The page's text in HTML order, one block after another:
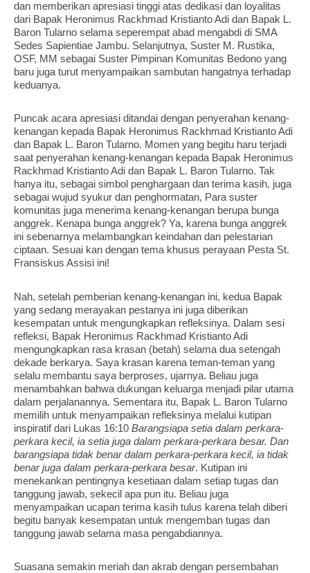
dan memberikan apresiasi tinggi atas dedikasi dan loyalitas
dari Bapak Heronimus Rackhmad Kristianto Adi dan Bapak L.
Baron Tularno selama seperempat abad mengabdi di SMA
Sedes Sapientiae Jambu. Selanjutnya, Suster M. Rustika,
OSF, MM sebagai Suster Pimpinan Komunitas Bedono yang
baru juga turut menyampaikan sambutan hangatnya terhadap
keduanya.
Puncak acara apresiasi ditandai dengan penyerahan kenang-
kenangan kepada Bapak Heronimus Rackhmad Kristianto Adi
dan Bapak L. Baron Tularno. Momen yang begitu haru terjadi
saat penyerahan kenang-kenangan kepada Bapak Heronimus
Rackhmad Kristianto Adi dan Bapak L. Baron Tularno. Tak
hanya itu, sebagai simbol penghargaan dan terima kasih, juga
sebagai wujud syukur dan penghormatan, Para suster
komunitas juga menerima kenang-kenangan berupa bunga
anggrek. Kenapa bunga anggrek? Ya, karena bunga anggrek
ini sebenarnya melambangkan keindahan dan pelestarian
ciptaan. Sesuai kan dengan tema khusus perayaan Pesta St.
Fransiskus Assisi ini!
Nah, setelah pemberian kenang-kenangan ini, kedua Bapak
yang sedang merayakan pestanya ini juga diberikan
kesempatan untuk mengungkapkan refleksinya. Dalam sesi
refleksi, Bapak Heronimus Rackhmad Kristianto Adi
mengungkapkan rasa krasan (betah) selama dua setengah
dekade berkarya. Saya krasan karena teman-teman yang
selalu membantu saya berproses, ujarnya. Beliau juga
menambahkan bahwa dukungan keluarga menjadi pilar utama
dalam perjalanannya. Sementara itu, Bapak L. Baron Tularno
memilih untuk menyampaikan refleksinya melalui kutipan
inspiratif dari Lukas 16:10 Barangsiapa setia dalam perkara-
perkara kecil, ia setia juga dalam perkara-perkara besar. Dan
barangsiapa tidak benar dalam perkara-perkara kecil, ia tidak
benar juga dalam perkara-perkara besar. Kutipan ini
menekankan pentingnya kesetiaan dalam setiap tugas dan
tanggung jawab, sekecil apa pun itu. Beliau juga
menyampaikan ucapan terima kasih tulus karena telah diberi
begitu banyak kesempatan untuk mengemban tugas dan
tanggung jawab selama masa pengabdiannya.
Suasana semakin meriah dan akrab dengan persembahan